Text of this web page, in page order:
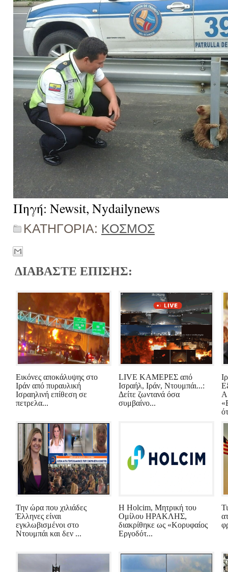
Πηγή: Newsit, Nydailynews
ΚΑΤΗΓΟΡΙΑ: ΚΟΣΜΟΣ
ΔΙΑΒΑΣΤΕ ΕΠΙΣΗΣ:
Εικόνες αποκάλυψης στο
Ιράν από πυραυλική
Ισραηλινή επίθεση σε
πετρελα...
LIVE ΚΑΜΕΡΕΣ από
Ισραήλ, Ιράν, Ντουμπάι...:
Δείτε ζωντανά όσα
συμβαίνο...
Την ώρα που χιλιάδες
Έλληνες είναι
εγκλωβισμένοι στο
Ντουμπάι και δεν ...
Η Holcim, Μητρική του
Ομίλου ΗΡΑΚΛΗΣ,
διακρίθηκε ως «Κορυφαίος
Εργοδότ...